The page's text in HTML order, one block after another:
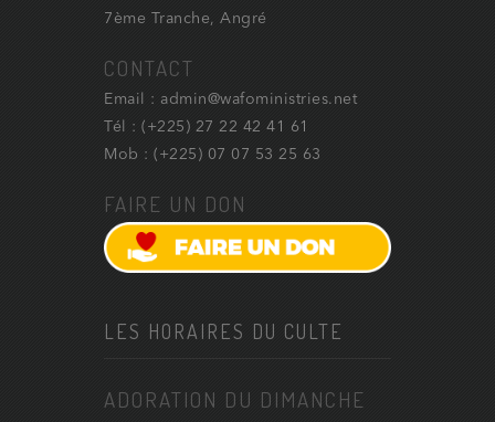
7ème Tranche, Angré
CONTACT
Email : admin@wafoministries.net
Tél : (+225) 27 22 42 41 61
Mob : (+225) 07 07 53 25 63
FAIRE UN DON
LES HORAIRES DU CULTE
ADORATION DU DIMANCHE